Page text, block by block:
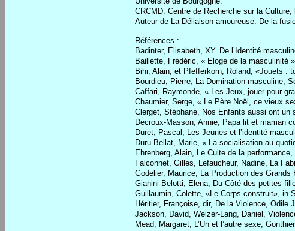
CRCMD. Centre de Recherche sur la
Auteur de La Déliaison amoureuse. De la
Références :
Badinter, Elisabeth, XY. De l’Identité
Baillette, Frédéric, « Eloge de la masculinité
Bihr, Alain, et Pfefferkorn, Roland, «Jouets :
Bourdieu, Pierre, La Domination masculine,
Caffari, Raymonde, « Les Jeux, jouer pour
Chaumier, Serge, « Le Père Noël, ce vieux
Clerget, Stéphane, Nos Enfants aussi ont un
Decroux-Masson, Annie, Papa lit et maman
Duret, Pascal, Les Jeunes et l’identité
Duru-Bellat, Marie, « La socialisation au
Ehrenberg, Alain, Le Culte de la performance,
Falconnet, Gilles, Lefaucheur, Nadine, La
Godelier, Maurice, La Production des Grands
Gianini Belotti, Elena, Du Côté des petites
Guillaumin, Colette, «Le Corps construit», in
Héritier, Françoise, dir, De la Violence, Odile
Jackson, David, Welzer-Lang, Daniel,
Mead, Margaret, L’Un et l’autre sexe,